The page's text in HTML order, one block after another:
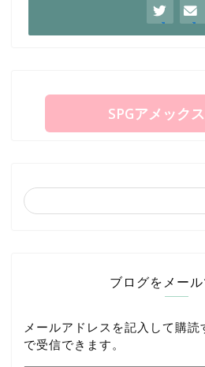
SPGアメック
ブログをメー
メールアドレスを記入して購
で受信できます。